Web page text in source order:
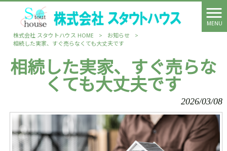
MENU
株式会社 スタウトハウス HOME
> お知らせ
>
相続した実家、すぐ売らなくても大丈夫です
相続した実家、すぐ売らな
くても大丈夫です
2026/03/08